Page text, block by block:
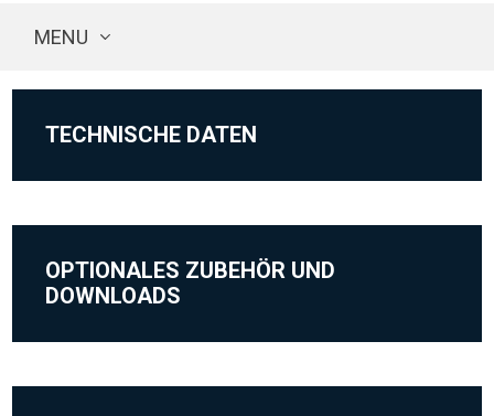
MENU
TECHNISCHE DATEN
OPTIONALES ZUBEHÖR UND
DOWNLOADS